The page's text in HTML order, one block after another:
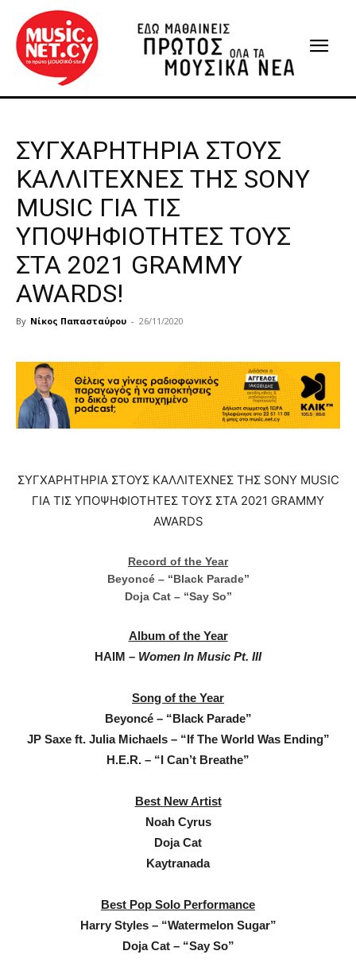
ΣΥΓΧΑΡΗΤΗΡΙΑ ΣΤΟΥΣ
ΚΑΛΛΙΤΕΧΝΕΣ ΤΗΣ SONY
MUSIC ΓΙΑ ΤΙΣ
ΥΠΟΨΗΦΙΟΤΗΤΕΣ ΤΟΥΣ
ΣΤΑ 2021 GRAMMY
AWARDS!
By Νίκος Παπασταύρου - 26/11/2020
ΣΥΓΧΑΡΗΤΗΡΙΑ ΣΤΟΥΣ ΚΑΛΛΙΤΕΧΝΕΣ ΤΗΣ SONY MUSIC
ΓΙΑ ΤΙΣ ΥΠΟΨΗΦΙΟΤΗΤΕΣ ΤΟΥΣ ΣΤΑ 2021 GRAMMY
AWARDS
Record of the Year
Beyoncé – “Black Parade”
Doja Cat – “Say So”
Album of the Year
HAIM – Women In Music Pt. III
Song of the Year
Beyoncé – “Black Parade”
JP Saxe ft. Julia Michaels – “If The World Was Ending”
H.E.R. – “I Can’t Breathe”
Best New Artist
Noah Cyrus
Doja Cat
Kaytranada
Best Pop Solo Performance
Harry Styles – “Watermelon Sugar”
Doja Cat – “Say So”